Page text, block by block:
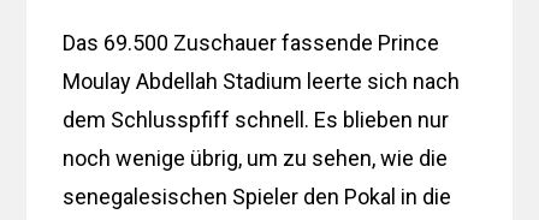
Das 69.500 Zuschauer fassende Prince
Moulay Abdellah Stadium leerte sich nach
dem Schlusspfiff schnell. Es blieben nur
noch wenige übrig, um zu sehen, wie die
senegalesischen Spieler den Pokal in die